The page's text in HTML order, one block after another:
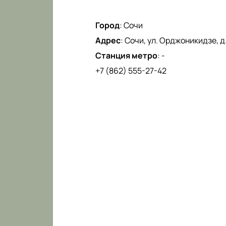
Город:Сочи
Адрес:Сочи, ул. Орджоникидзе,
Станция метро: -
+7 (862) 555-27-42